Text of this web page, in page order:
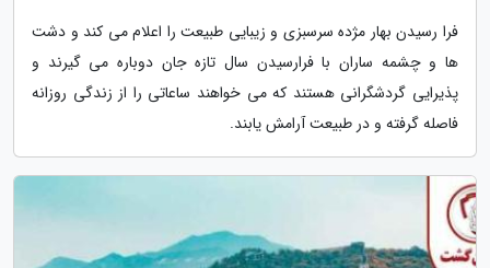
فرا رسیدن بهار مژده سرسبزی و زیبایی طبیعت را اعلام می کند و دشت
ها و چشمه ساران با فرارسیدن سال تازه جان دوباره می گیرند و
پذیرایی گردشگرانی هستند که می خواهند ساعاتی را از زندگی روزانه
فاصله گرفته و در طبیعت آرامش یابند.